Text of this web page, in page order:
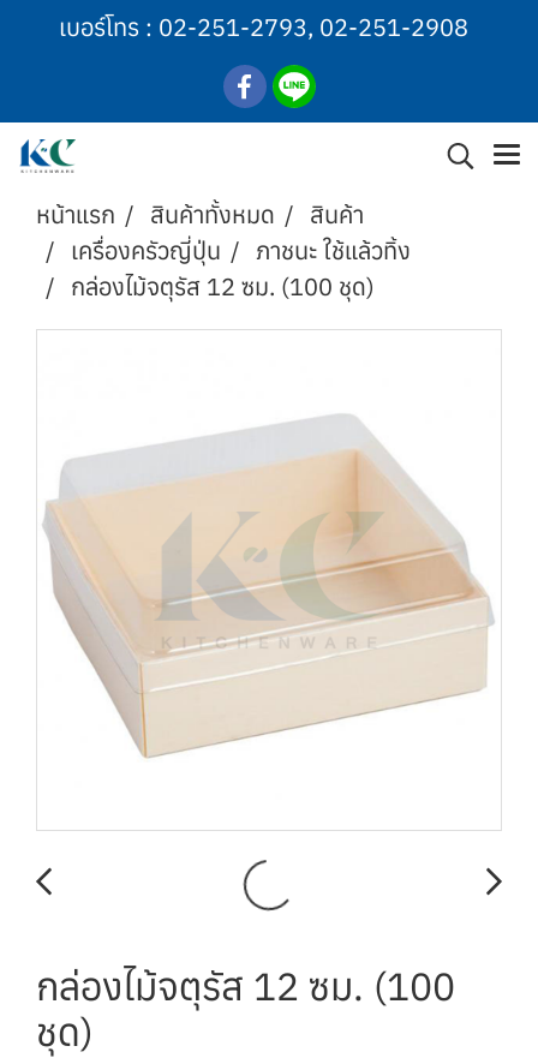
เบอร์โทร : 02-251-2793, 02-251-2908
หน้าแรก สินค้าทั้งหมด
สินค้า
เครื่องครัวญี่ปุ่น
ภาชนะ ใช้แล้วทิ้ง
กล่องไม้จตุรัส 12 ซม. (100 ชุด)
กล่องไม้จตุรัส 12 ซม. (100
ชุด)